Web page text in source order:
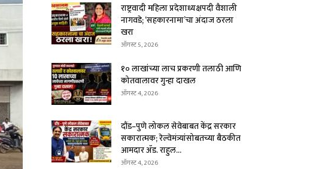
राष्ट्रवादी महिला प्रदेशाध्यक्षपदी वैशाली
नागवडे; ‘सहकारनामा’चा अंदाज ठरला
खरा
ऑगस्ट 5, 2026
१० लाखांच्या लाच प्रकरणी तलाठी आणि
कोतवालावर गुन्हा दाखल
ऑगस्ट 4, 2026
दौंड–पुणे लोकल सेवेबाबत केंद्र सरकार
सकारात्मक; रेल्वेमंत्र्यांसोबतच्या बैठकीत
आमदार ॲड. राहुल...
ऑगस्ट 4, 2026